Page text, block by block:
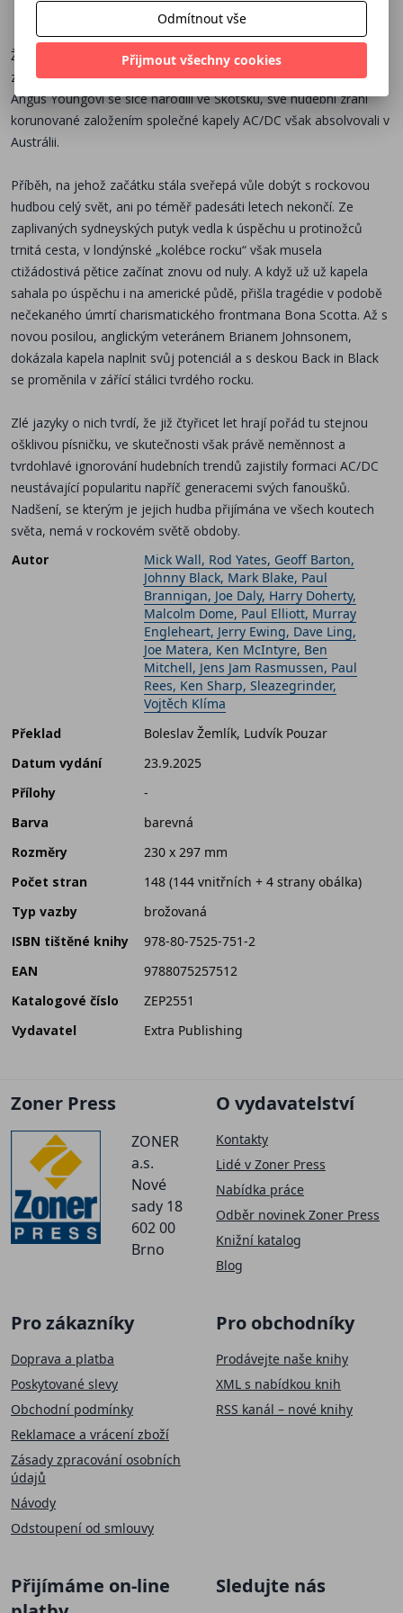
zajistily formaci AC/DC neustávající popularitu napříč
generacemi svých fanoušků. Nadšení, se kterým je jejich
hudba přijímána ve všech koutech světa, nemá v
rockovém světě obdoby.
Pódioví veteráni: Nejlepší rocková show na světě.
Že ty nejlepší rockové kapely na světě jsou z Velké Británie nebo
ze Spojených států amerických? Ne tak docela. Bratři Malcolm a
Angus Youngovi se sice narodili ve Skotsku, své hudební zrání
korunované založením společné kapely AC/DC však absolvovali v
Austrálii.
Příběh, na jehož začátku stála sveřepá vůle dobýt s rockovou
hudbou celý svět, ani po téměř padesáti letech nekončí. Ze
zaplivaných sydneyských putyk vedla k úspěchu u protinožců
trnitá cesta, v londýnské „kolébce rocku“ však musela
ctižádostivá pětice začínat znovu od nuly. A když už už kapela
sahala po úspěchu i na americké půdě, přišla tragédie v podobě
nečekaného úmrtí charismatického frontmana Bona Scotta. Až s
novou posilou, anglickým veteránem Brianem Johnsonem,
dokázala kapela naplnit svůj potenciál a s deskou Back in Black
se proměnila v zářící stálici tvrdého rocku.
Zlé jazyky o nich tvrdí, že již čtyřicet let hrají pořád tu stejnou
ošklivou písničku, ve skutečnosti však právě neměnnost a
tvrdohlavé ignorování hudebních trendů zajistily formaci AC/DC
neustávající popularitu napříč generacemi svých fanoušků.
Nadšení, se kterým je jejich hudba přijímána ve všech koutech
světa, nemá v rockovém světě obdoby.
Autor
Mick Wall, Rod Yates, Geoff Barton,
Johnny Black, Mark Blake, Paul
Brannigan, Joe Daly, Harry Doherty,
Malcolm Dome, Paul Elliott, Murray
Engleheart, Jerry Ewing, Dave Ling,
Joe Matera, Ken McIntyre, Ben
Mitchell, Jens Jam Rasmussen, Paul
Rees, Ken Sharp, Sleazegrinder,
Vojtěch Klíma
Překlad
Boleslav Žemlík, Ludvík Pouzar
Datum vydání
23.9.2025
Přílohy
-
Barva
barevná
Rozměry
230 x 297 mm
Počet stran
148 (144 vnitřních + 4 strany obálka)
Typ vazby
brožovaná
ISBN tištěné knihy
978-80-7525-751-2
EAN
9788075257512
Katalogové číslo
ZEP2551
Vydavatel
Extra Publishing
Zoner Press
ZONER
a.s.
Nové
sady 18
602 00
Brno
O vydavatelství
Kontakty
Lidé v Zoner Press
Nabídka práce
Odběr novinek Zoner Press
Knižní katalog
Blog
Pro zákazníky
Doprava a platba
Poskytované slevy
Obchodní podmínky
Reklamace a vrácení zboží
Zásady zpracování osobních
údajů
Návody
Odstoupení od smlouvy
Pro obchodníky
Prodávejte naše knihy
XML s nabídkou knih
RSS kanál – nové knihy
Přijímáme on-line
Sledujte nás
Odmítnout vše
Přijmout všechny cookies